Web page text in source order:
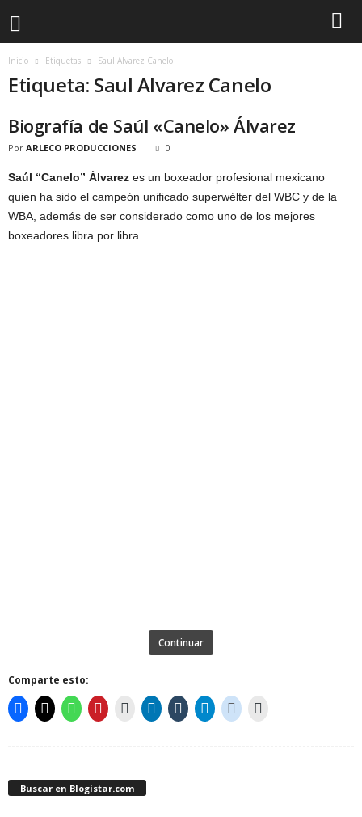
Inicio Etiquetas Saul Alvarez Canelo
Etiqueta: Saul Alvarez Canelo
Biografía de Saúl «Canelo» Álvarez
Por ARLECO PRODUCCIONES 0
Saúl “Canelo” Álvarez es un boxeador profesional mexicano
quien ha sido el campeón unificado superwélter del WBC y de la
WBA, además de ser considerado como uno de los mejores
boxeadores libra por libra.
Continuar
Comparte esto:
Buscar en Blogistar.com